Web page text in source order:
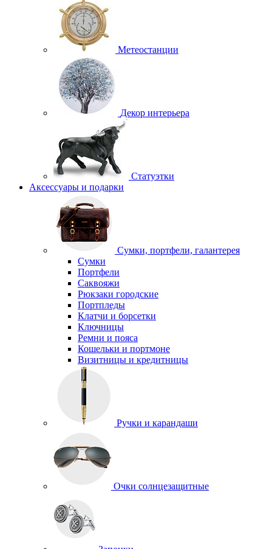
Метеостанции
Декор интерьера
Статуэтки
Аксессуары и подарки
Сумки, портфели, галантерея
Сумки
Портфели
Саквояжи
Рюкзаки городские
Портпледы
Клатчи и борсетки
Ключницы
Ремни и пояса
Кошельки и портмоне
Визитницы и кредитницы
Ручки и карандаши
Очки солнцезащитные